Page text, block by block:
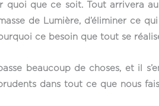
quoi que ce soit. Tout arrivera
de Lumière, d’éliminer ce
ce besoin que tout se
beaucoup de choses, et il
dans tout ce que nous